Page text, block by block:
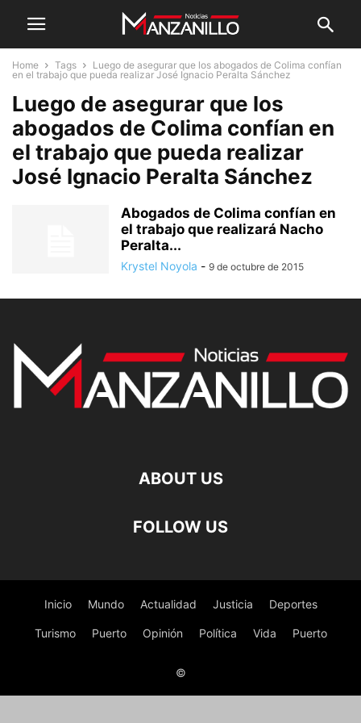
Home Tags
Luego de asegurar que los abogados de Colima confían
en el trabajo que pueda realizar José Ignacio Peralta Sánchez
Luego de asegurar que los
abogados de Colima confían en
el trabajo que pueda realizar
José Ignacio Peralta Sánchez
Abogados de Colima confían en
el trabajo que realizará Nacho
Peralta...
Krystel Noyola - 9 de octubre de 2015
ABOUT US
FOLLOW US
Inicio Mundo Actualidad Justicia Deportes
Turismo Puerto Opinión Política Vida Puerto
©